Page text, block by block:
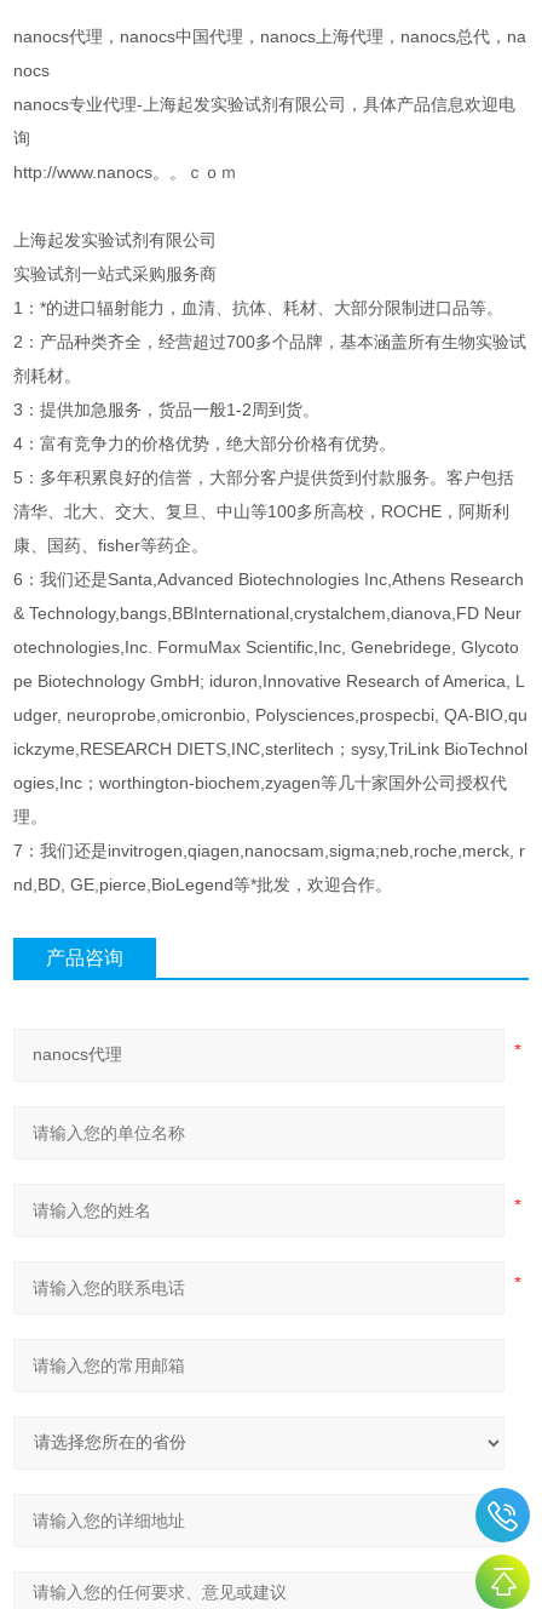
nanocs代理，nanocs中国代理，nanocs上海代理，nanocs总代，na
nocs
nanocs专业代理-上海起发实验试剂有限公司，具体产品信息欢迎电
询
http://www.nanocs。。ｃｏｍ
上海起发实验试剂有限公司
实验试剂一站式采购服务商
1：*的进口辐射能力，血清、抗体、耗材、大部分限制进口品等。
2：产品种类齐全，经营超过700多个品牌，基本涵盖所有生物实验试
剂耗材。
3：提供加急服务，货品一般1-2周到货。
4：富有竞争力的价格优势，绝大部分价格有优势。
5：多年积累良好的信誉，大部分客户提供货到付款服务。客户包括
清华、北大、交大、复旦、中山等100多所高校，ROCHE，阿斯利
康、国药、fisher等药企。
6：我们还是Santa,Advanced Biotechnologies Inc,Athens Research
& Technology,bangs,BBInternational,crystalchem,dianova,FD Neur
otechnologies,Inc. FormuMax Scientific,Inc, Genebridege, Glycoto
pe Biotechnology GmbH; iduron,Innovative Research of America, L
udger, neuroprobe,omicronbio, Polysciences,prospecbi, QA-BIO,qu
ickzyme,RESEARCH DIETS,INC,sterlitech；sysy,TriLink BioTechnol
ogies,Inc；worthington-biochem,zyagen等几十家国外公司授权代
理。
7：我们还是invitrogen,qiagen,nanocsam,sigma;neb,roche,merck, r
nd,BD, GE,pierce,BioLegend等*批发，欢迎合作。
产品咨询